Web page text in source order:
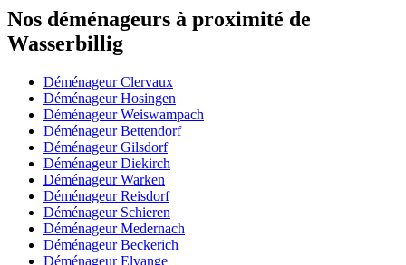
Nos déménageurs à proximité de
Wasserbillig
Déménageur Clervaux
Déménageur Hosingen
Déménageur Weiswampach
Déménageur Bettendorf
Déménageur Gilsdorf
Déménageur Diekirch
Déménageur Warken
Déménageur Reisdorf
Déménageur Schieren
Déménageur Medernach
Déménageur Beckerich
Déménageur Elvange